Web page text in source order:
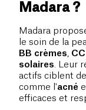
Madara ?
Madara
le soin de la
BB crèmes
solaires . Leur
actifs ciblent
comme l'acné
efficaces et